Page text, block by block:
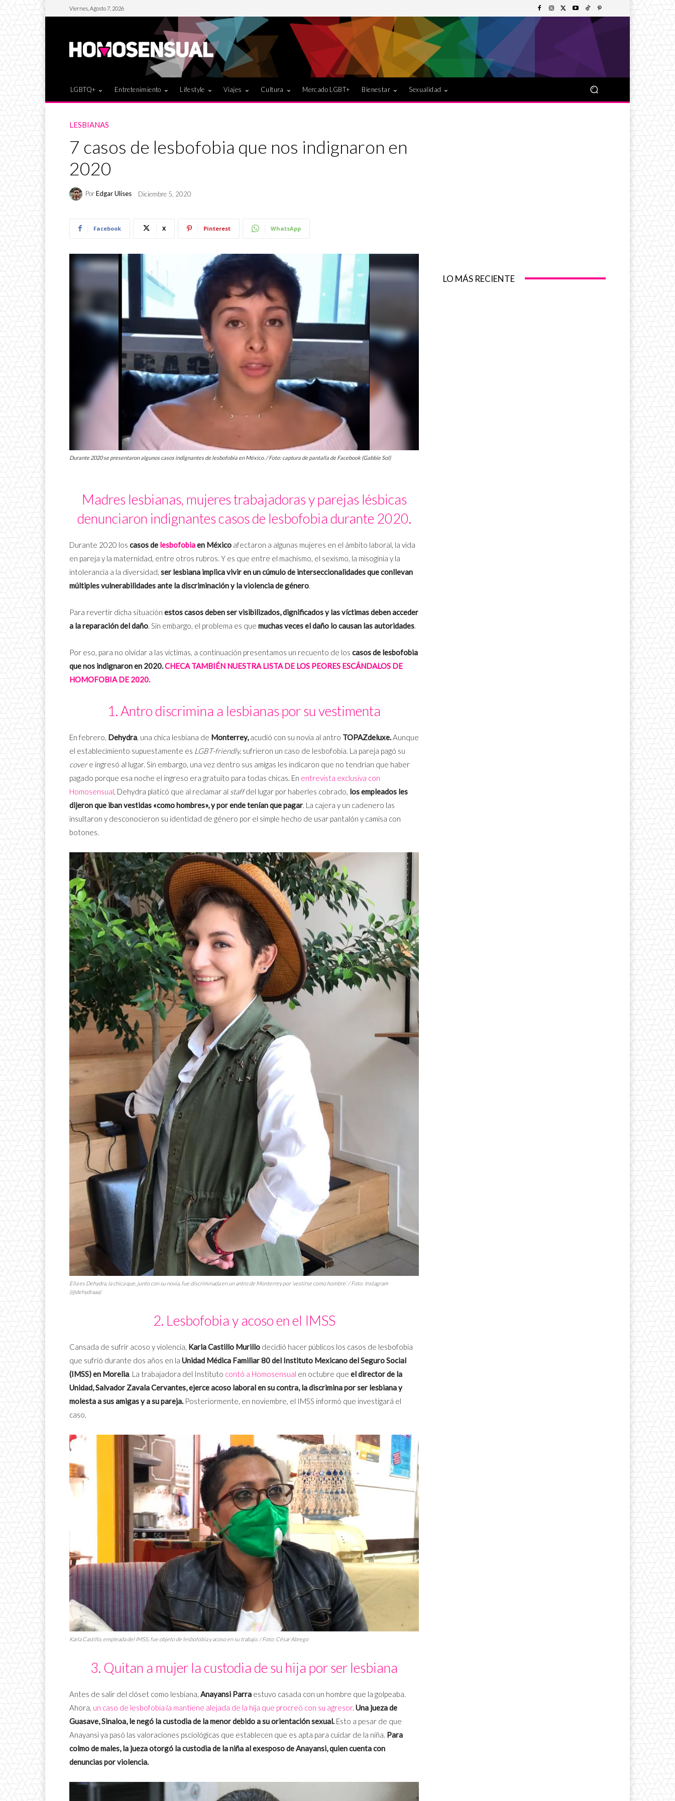
Viernes, Agosto 7, 2026
LGBTQ+ Entretenimiento Lifestyle Viajes Cultura Mercado LGBT+ Bienestar Sexualidad
LESBIANAS
7 casos de lesbofobia que nos indignaron en
2020
PorEdgar Ulises Diciembre 5, 2020
Facebook X Pinterest WhatsApp
Durante 2020 se presentaron algunos casos indignantes de lesbofobia en México. / Foto: captura de pantalla de Facebook (Gabbie Sol)
Madres lesbianas, mujeres trabajadoras y parejas lésbicas
denunciaron indignantes casos de lesbofobia durante 2020.
Durante 2020 los casos de lesbofobiaen México afectaron a algunas mujeres en el ámbito laboral, la vida
en pareja y la maternidad, entre otros rubros. Y es que entre el machismo, el sexismo, la misoginia y la
intolerancia a la diversidad, ser lesbiana implica vivir en un cúmulo de interseccionalidades que conllevan
múltiples vulnerabilidades ante la discriminación y la violencia de género.
Para revertir dicha situación estos casos deben ser visibilizados, dignificados y las víctimas deben acceder
a la reparación del daño. Sin embargo, el problema es que muchas veces el daño lo causan las autoridades.
Por eso, para no olvidar a las víctimas, a continuación presentamos un recuento de los casos de lesbofobia
que nos indignaron en 2020.CHECA TAMBIÉN NUESTRA LISTA DE LOS PEORES ESCÁNDALOS DE
HOMOFOBIA DE 2020.
1. Antro discrimina a lesbianas por su vestimenta
En febrero, Dehydra, una chica lesbiana de Monterrey,acudió con su novia al antro TOPAZdeluxe.Aunque
el establecimiento supuestamente es LGBT-friendly, sufrieron un caso de lesbofobia. La pareja pagó su
covere ingresó al lugar. Sin embargo, una vez dentro sus amigas les indicaron que no tendrían que haber
pagado porque esa noche el ingreso era gratuito para todas chicas. En entrevista exclusiva con
Homosensual, Dehydra platicó que al reclamar al staffdel lugar por haberles cobrado, los empleados les
dijeron que iban vestidas «como hombres», y por ende tenían que pagar. La cajera y un cadenero las
insultaron y desconocieron su identidad de género por el simple hecho de usar pantalón y camisa con
botones.
Ella es Dehydra, la chica que, junto con su novia, fue discriminada en un antro de Monterrey por ‘vestirse como hombre’. / Foto: Instagram
(@dehydraaa)
2. Lesbofobia y acoso en el IMSS
Cansada de sufrir acoso y violencia, Karla Castillo Murillo decidió hacer públicos los casos de lesbofobia
que sufrió durante dos años en la Unidad Médica Familiar 80 del Instituto Mexicano del Seguro Social
(IMSS) en Morelia. La trabajadora del Instituto contó a Homosensual en octubre que el director de la
Unidad, Salvador Zavala Cervantes, ejerce acoso laboral en su contra, la discrimina por ser lesbiana y
molesta a sus amigas y a su pareja. Posteriormente, en noviembre, el IMSS informó que investigará el
caso.
Karla Castillo, empleada del IMSS, fue objeto de lesbofobia y acoso en su trabajo. / Foto: César Abrego
3. Quitan a mujer la custodia de su hija por ser lesbiana
Antes de salir del clóset como lesbiana, Anayansi Parra estuvo casada con un hombre que la golpeaba.
Ahora, un caso de lesbofobia la mantiene alejada de la hija que procreó con su agresor. Una jueza de
Guasave, Sinaloa, le negó la custodia de la menor debido a su orientación sexual. Esto a pesar de que
Anayansi ya pasó las valoraciones psciológicas que establecen que es apta para cuidar de la niña. Para
colmo de males, la jueza otorgó la custodia de la niña al exesposo de Anayansi, quien cuenta con
denuncias por violencia.
LO MÁS RECIENTE